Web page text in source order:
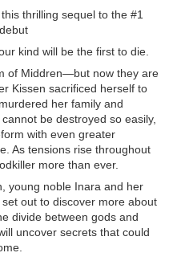
thrilling sequel to the #1
kind will be the first to die.
of Middren—but now they are
Kissen sacrificed herself to
her family and
be destroyed so easily,
with even greater
As tensions rise throughout
more than ever.
young noble Inara and her
out to discover more about
divide between gods and
uncover secrets that could